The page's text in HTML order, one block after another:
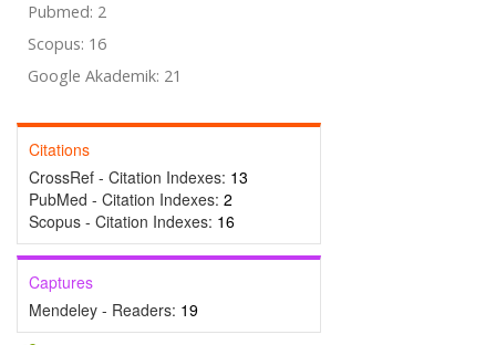
Pubmed: 2
Scopus: 16
Google Akademik: 21
Citations
CrossRef - Citation Indexes: 13
PubMed - Citation Indexes: 2
Scopus - Citation Indexes: 16
Captures
Mendeley - Readers: 19